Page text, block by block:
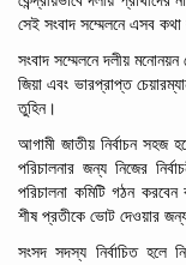
সেই সংবাদ সম্মেলনে এসব
সংবাদ সম্মেলনে দলীয় মনোনয়ন
জিয়া এবং ভারপ্রাপ্ত
তুহিন।
আগামী জাতীয় নির্বাচন সহজ
পরিচালনার জন্য নিজের
পরিচালনা কমিটি গঠন করবেন
শীষ প্রতীকে ভোট দেওয়ার
সংসদ সদস্য নির্বাচিত হলে